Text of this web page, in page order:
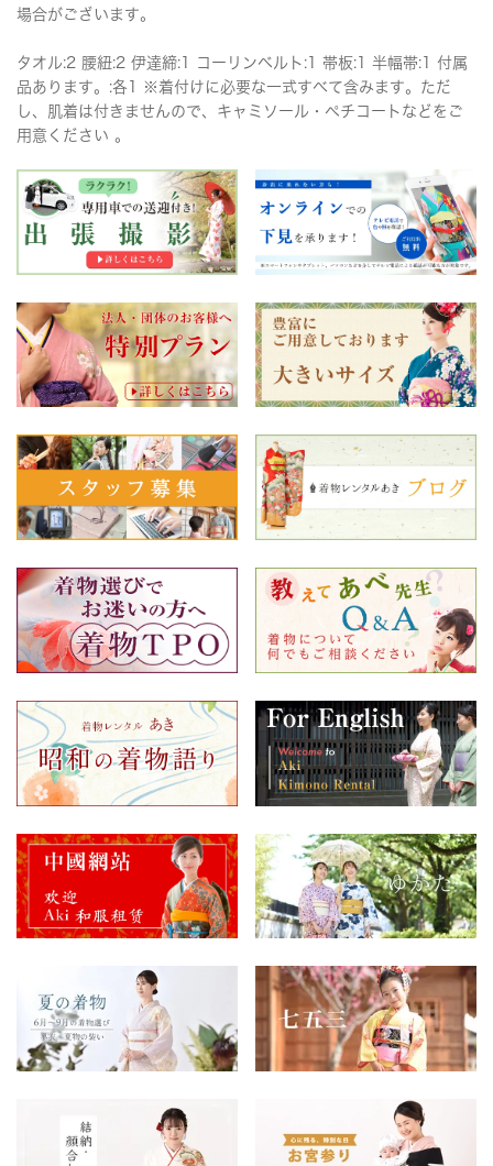
場合がございます。
タオル:2 腰紐:2 伊達締:1 コーリンベルト:1 帯板:1 半幅帯:1 付属
品あります。:各1 ※着付けに必要な一式すべて含みます。ただ
し、肌着は付きませんので、キャミソール・ペチコートなどをご
用意ください 。